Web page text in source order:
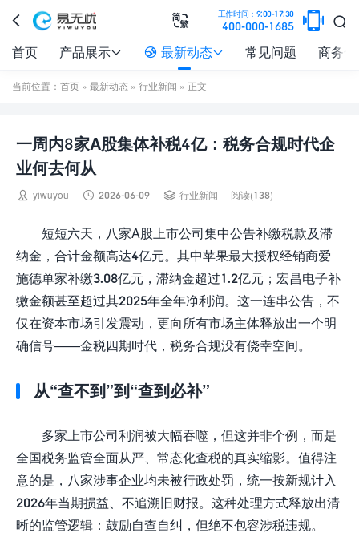
 
工作时间：9:00-17:30
400-000-1685 

首页 产品展示  最新动态 常见问题 商务
当前位置： 首页 » 最新动态 » 行业新闻 » 正文
一周内8家A股集体补税4亿：税务合规时代企
业何去何从
 yiwuyou  2026-06-09  行业新闻 阅读(138)
短短六天，八家A股上市公司集中公告补缴税款及滞
纳金，合计金额高达4亿元。其中苹果最大授权经销商爱
施德单家补缴3.08亿元，滞纳金超过1.2亿元；宏昌电子补
缴金额甚至超过其2025年全年净利润。这一连串公告，不
仅在资本市场引发震动，更向所有市场主体释放出一个明
确信号——金税四期时代，税务合规没有侥幸空间。
从“查不到”到“查到必补”
多家上市公司利润被大幅吞噬，但这并非个例，而是
全国税务监管全面从严、常态化查税的真实缩影。值得注
意的是，八家涉事企业均未被行政处罚，统一按新规计入
2026年当期损益、不追溯旧财报。这种处理方式释放出清
晰的监管逻辑：鼓励自查自纠，但绝不包容涉税违规。